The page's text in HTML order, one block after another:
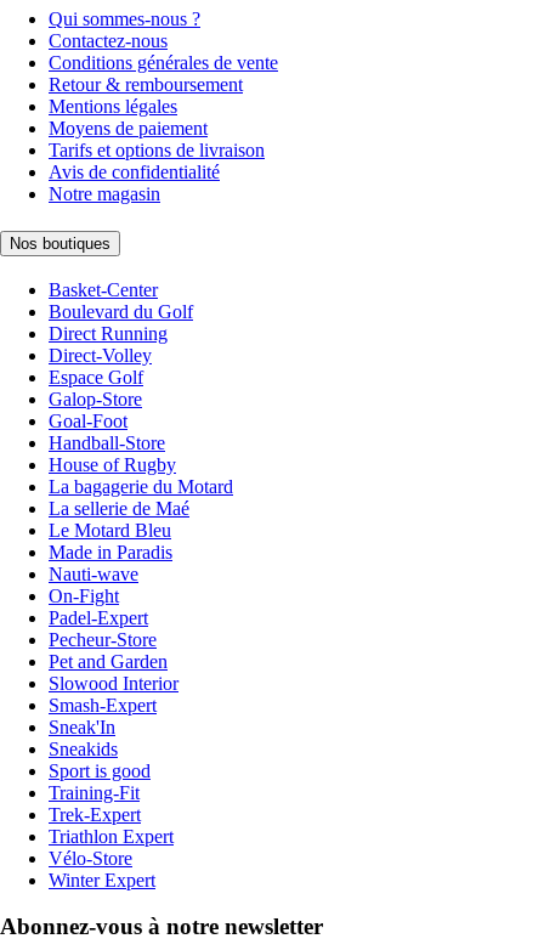
Qui sommes-nous ?
Contactez-nous
Conditions générales de vente
Retour & remboursement
Mentions légales
Moyens de paiement
Tarifs et options de livraison
Avis de confidentialité
Notre magasin
Nos boutiques
Basket-Center
Boulevard du Golf
Direct Running
Direct-Volley
Espace Golf
Galop-Store
Goal-Foot
Handball-Store
House of Rugby
La bagagerie du Motard
La sellerie de Maé
Le Motard Bleu
Made in Paradis
Nauti-wave
On-Fight
Padel-Expert
Pecheur-Store
Pet and Garden
Slowood Interior
Smash-Expert
Sneak'In
Sneakids
Sport is good
Training-Fit
Trek-Expert
Triathlon Expert
Vélo-Store
Winter Expert
Abonnez-vous à notre newsletter